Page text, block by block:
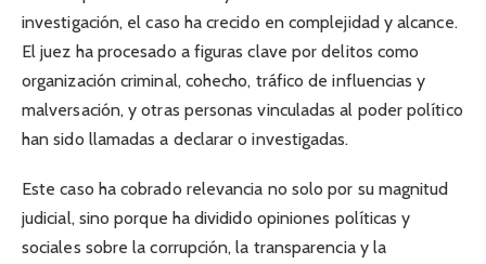
investigación, el caso ha crecido en complejidad y alcance.
El juez ha procesado a figuras clave por delitos como
organización criminal, cohecho, tráfico de influencias y
malversación, y otras personas vinculadas al poder político
han sido llamadas a declarar o investigadas.
Este caso ha cobrado relevancia no solo por su magnitud
judicial, sino porque ha dividido opiniones políticas y
sociales sobre la corrupción, la transparencia y la